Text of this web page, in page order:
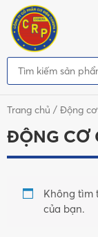
Trang chủ / Động
ĐỘNG CƠ
Không tìm
của bạn.